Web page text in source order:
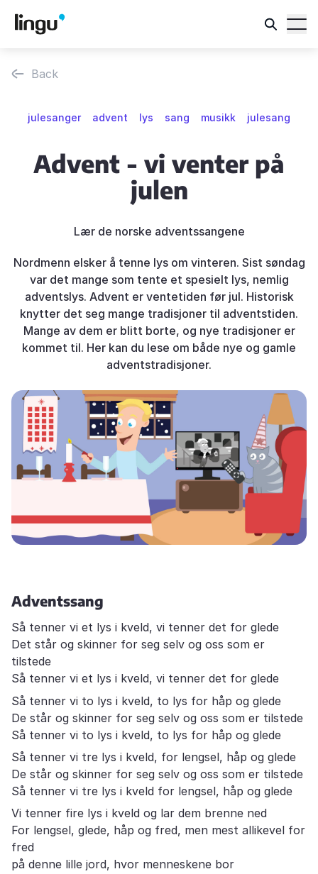
Back
julesanger advent lys sang musikk julesang
Advent - vi venter på
julen
Lær de norske adventssangene
Nordmenn elsker å tenne lys om vinteren. Sist søndag
var det mange som tente et spesielt lys, nemlig
adventslys. Advent er ventetiden før jul. Historisk
knytter det seg mange tradisjoner til adventstiden.
Mange av dem er blitt borte, og nye tradisjoner er
kommet til. Her kan du lese om både nye og gamle
adventstradisjoner.
Adventssang
Så tenner vi et lys i kveld, vi tenner det for glede
Det står og skinner for seg selv og oss som er
tilstede
Så tenner vi et lys i kveld, vi tenner det for glede
Så tenner vi to lys i kveld, to lys for håp og glede
De står og skinner for seg selv og oss som er tilstede
Så tenner vi to lys i kveld, to lys for håp og glede
Så tenner vi tre lys i kveld, for lengsel, håp og glede
De står og skinner for seg selv og oss som er tilstede
Så tenner vi tre lys i kveld for lengsel, håp og glede
Vi tenner fire lys i kveld og lar dem brenne ned
For lengsel, glede, håp og fred, men mest allikevel for
fred
på denne lille jord, hvor menneskene bor